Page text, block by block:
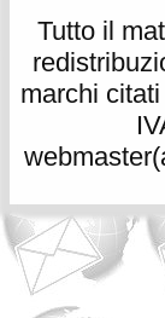
Tutto il
marchi